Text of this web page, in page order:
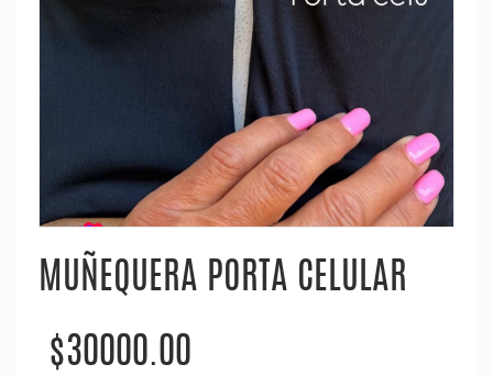
MUÑEQUERA PORTA CELULAR
$30000.00